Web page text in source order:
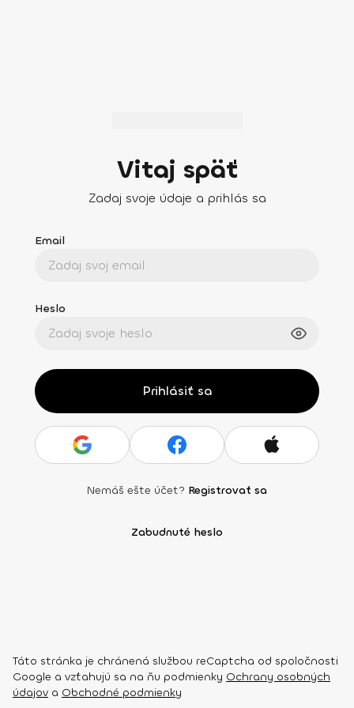
Vitaj späť
Zadaj svoje údaje a prihlás sa
Email
Heslo
Prihlásiť sa
Nemáš ešte účet? Registrovať sa
Zabudnuté heslo
Táto stránka je chránená službou reCaptcha od spoločnosti
Google a vzťahujú sa na ňu podmienky Ochrany osobných
údajov a Obchodné podmienky